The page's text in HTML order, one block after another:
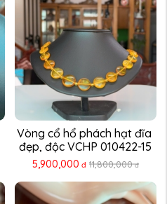
Vòng cổ hổ phách hạt đĩa
đẹp, độc VCHP 010422-15
5,900,000 đ 11,800,000 đ